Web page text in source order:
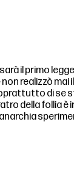
il primo
realizzò mai
di se
della follia